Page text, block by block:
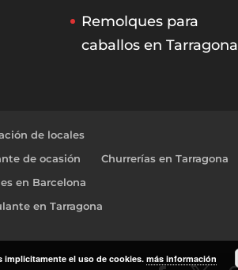
Remolques para
caballos en Tarragona
de locales
de ocasión
Churrerías en Tarragona
en Barcelona
en Tarragona
el uso de cookies. más información